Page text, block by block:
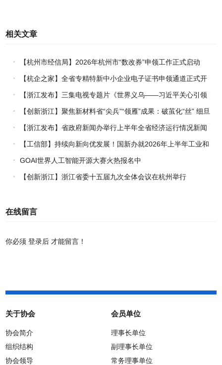
相关文章
【杭州市经信局】2026年杭州市“数改券”申领工作正式启动
【杭企之家】全省专精特新中小企业电子证书申领通道正式开
通
【浙江发布】三集电视专题片《世界义乌——习近平关心引领
义乌发展》热播上线
【创新浙江】聚焦新材料省“尖兵”“领雁”成果：破茧化“丝” 细旦
PPS纤维的国产突围战
【浙江发布】省政府新闻办举行上半年全省经济运行情况新闻
发布会【工信部】持续向新向优发展！国新办就2026年上半年工业和
信息化发展情况举行新闻发布会
GOAI世界人工智能开源大赛火热报名中
【创新浙江】浙江省委十五届九次全体会议在杭州举行
在线留言
你必须登录后 才能留言！
关于协会
协会简介
组织结构
协会领导
会员单位
理事长单位
副理事长单位
常务理事单位